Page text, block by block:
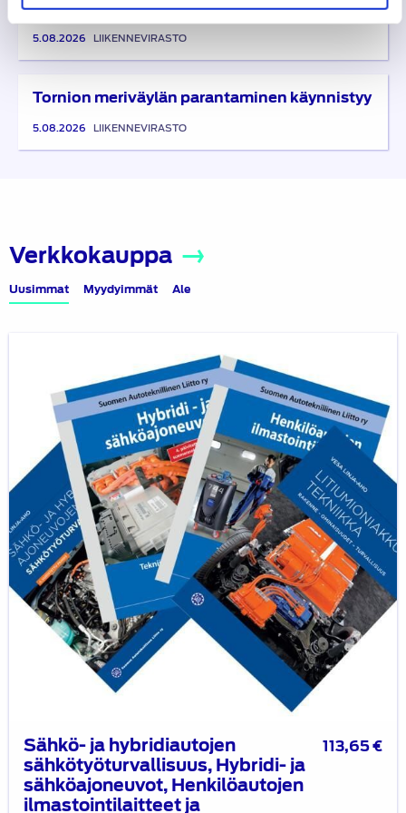
parannustöistä Kotkassa!
5.08.2026 LIIKENNEVIRASTO
Tornion meriväylän parantaminen käynnistyy
5.08.2026 LIIKENNEVIRASTO
Verkkokauppa
Uusimmat Myydyimmät Ale
Sähkö- ja hybridiautojen
sähkötyöturvallisuus, Hybridi- ja
sähköajoneuvot, Henkilöautojen
ilmastointilaitteet ja
113,65€
hybridiautojen
sähkötyöturvallisuus,
Hybridi-
sähköajoneuvot,
Henkilöautojen
ilmastointilaitteet
ja
Litiumioniakkutekniikka
-
kirjat
yhdessä
edullisemmin